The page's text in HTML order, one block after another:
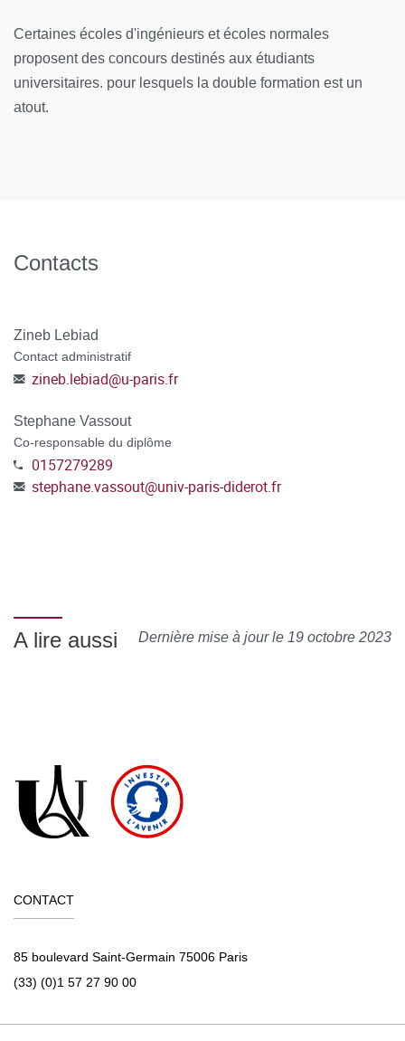
Certaines écoles d'ingénieurs et écoles normales
proposent des concours destinés aux étudiants
universitaires. pour lesquels la double formation est un
atout.
Contacts
Zineb Lebiad
Contact administratif
zineb.lebiad@u-paris.fr
Stephane Vassout
Co-responsable du diplôme
0157279289
stephane.vassout@univ-paris-diderot.fr
Dernière mise à jour le 19 octobre 2023
A lire aussi
CONTACT
85 boulevard Saint-Germain 75006 Paris
(33) (0)1 57 27 90 00